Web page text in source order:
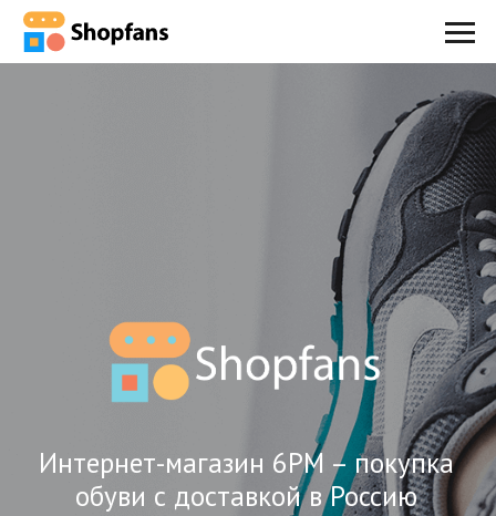
Интернет-магазин 6PM – покупка
обуви с доставкой в Россию